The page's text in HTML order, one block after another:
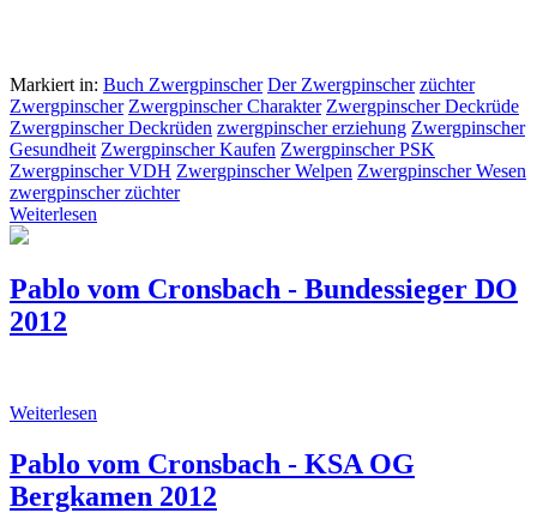
Markiert in: Buch Zwergpinscher Der Zwergpinscher züchter
Zwergpinscher Zwergpinscher Charakter Zwergpinscher Deckrüde
Zwergpinscher Deckrüden zwergpinscher erziehung Zwergpinscher
Gesundheit Zwergpinscher Kaufen Zwergpinscher PSK
Zwergpinscher VDH Zwergpinscher Welpen Zwergpinscher Wesen
zwergpinscher züchter
Weiterlesen
Pablo vom Cronsbach - Bundessieger DO
2012
Weiterlesen
Pablo vom Cronsbach - KSA OG
Bergkamen 2012